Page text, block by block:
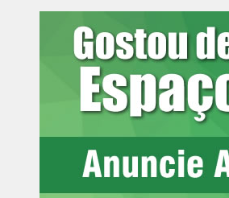
Também foi requerido o arbitramento
dano moral coletivo no valor
mínimos, no momento equivalente a
razão de ofensa a valores
igualdade, à dignidade da pessoa
à discriminação. O MPPR solicita
valor seja destinado ao Fundo
Promoção da Igualdade Racial e
financiamento de políticas públicas